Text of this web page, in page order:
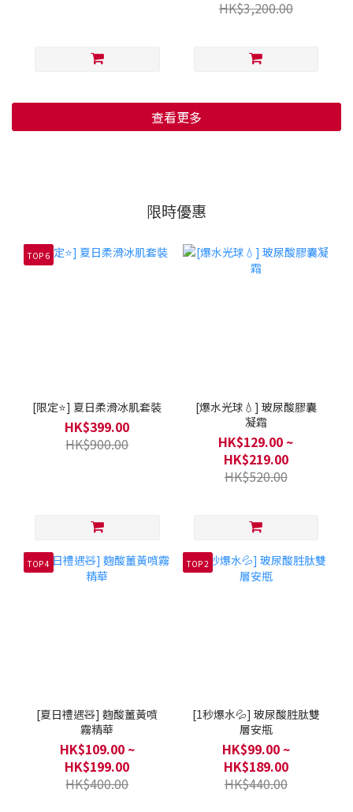
HK$3,200.00
查看更多
限時優惠
TOP 6
[限定⭐] 夏日柔滑冰肌套裝
HK$399.00
HK$900.00
[爆水光球💧] 玻尿酸膠囊
凝霜
HK$129.00 ~
HK$219.00
HK$520.00
TOP 4
[夏日禮遇🧸] 麴酸薑黃噴
霧精華
HK$109.00 ~
HK$199.00
HK$400.00
TOP 2
[1秒爆水💦] 玻尿酸胜肽雙
層安瓶
HK$99.00 ~
HK$189.00
HK$440.00